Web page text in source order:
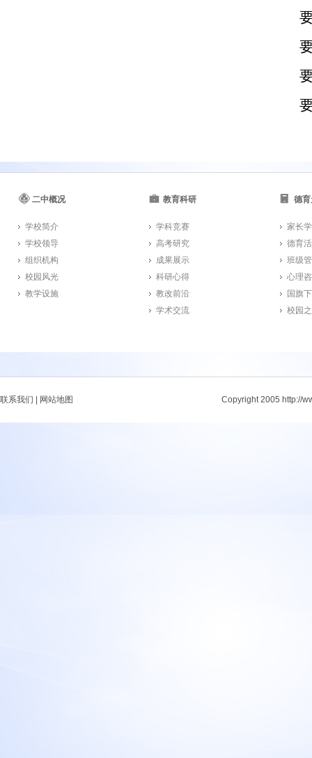
二中概况
学校简介
学校领导
组织机构
校园风光
教学设施
教育科研
学科竞赛
高考研究
成果展示
科研心得
教改前沿
学术交流
德
家长
德育
班级
心理
国旗
校园
联系我们 网站地图 Copyright 2005 http://